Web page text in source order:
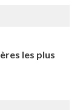
les plus